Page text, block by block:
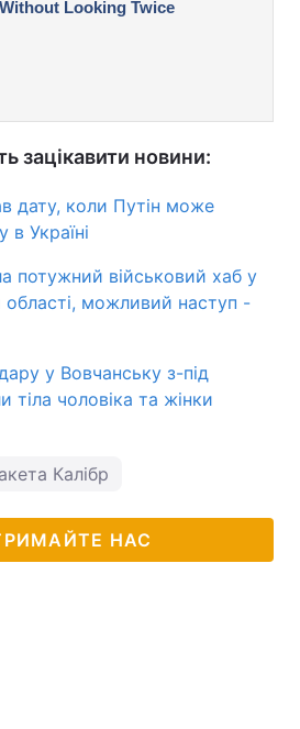
зацікавити новини:
дату, коли Путін може
в Україні
потужний військовий хаб у
області, можливий наступ -
у Вовчанську з-під
тіла чоловіка та жінки
Калібр
НАС